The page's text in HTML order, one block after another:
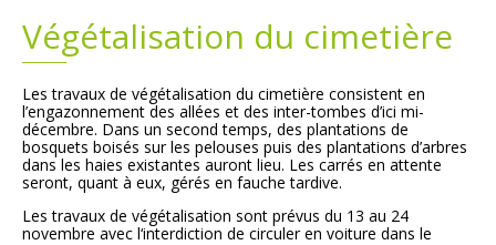
Végétalisation du cimetière
Les travaux de végétalisation du cimetière consistent en
l’engazonnement des allées et des inter-tombes d’ici mi-
décembre. Dans un second temps, des plantations de
bosquets boisés sur les pelouses puis des plantations d’arbres
dans les haies existantes auront lieu. Les carrés en attente
seront, quant à eux, gérés en fauche tardive.
Les travaux de végétalisation sont prévus du 13 au 24
novembre avec l‘interdiction de circuler en voiture dans le
Plans
Demandes légales
Emploi
Marchés publics
Grands projets